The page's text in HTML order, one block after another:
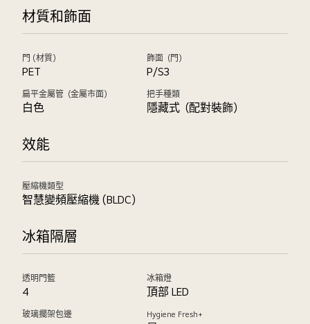
材質和飾面
門 (材質)
PET
飾面（門）
P/S3
扁平金屬管（金屬市面）
白色
把手種類
隱藏式（配對裝飾）
效能
壓縮機類型
智慧變頻壓縮機 (BLDC)
冰箱隔層
透明門籃
4
冰箱燈
頂部 LED
玻璃擱架包邊 Hygiene Fresh+